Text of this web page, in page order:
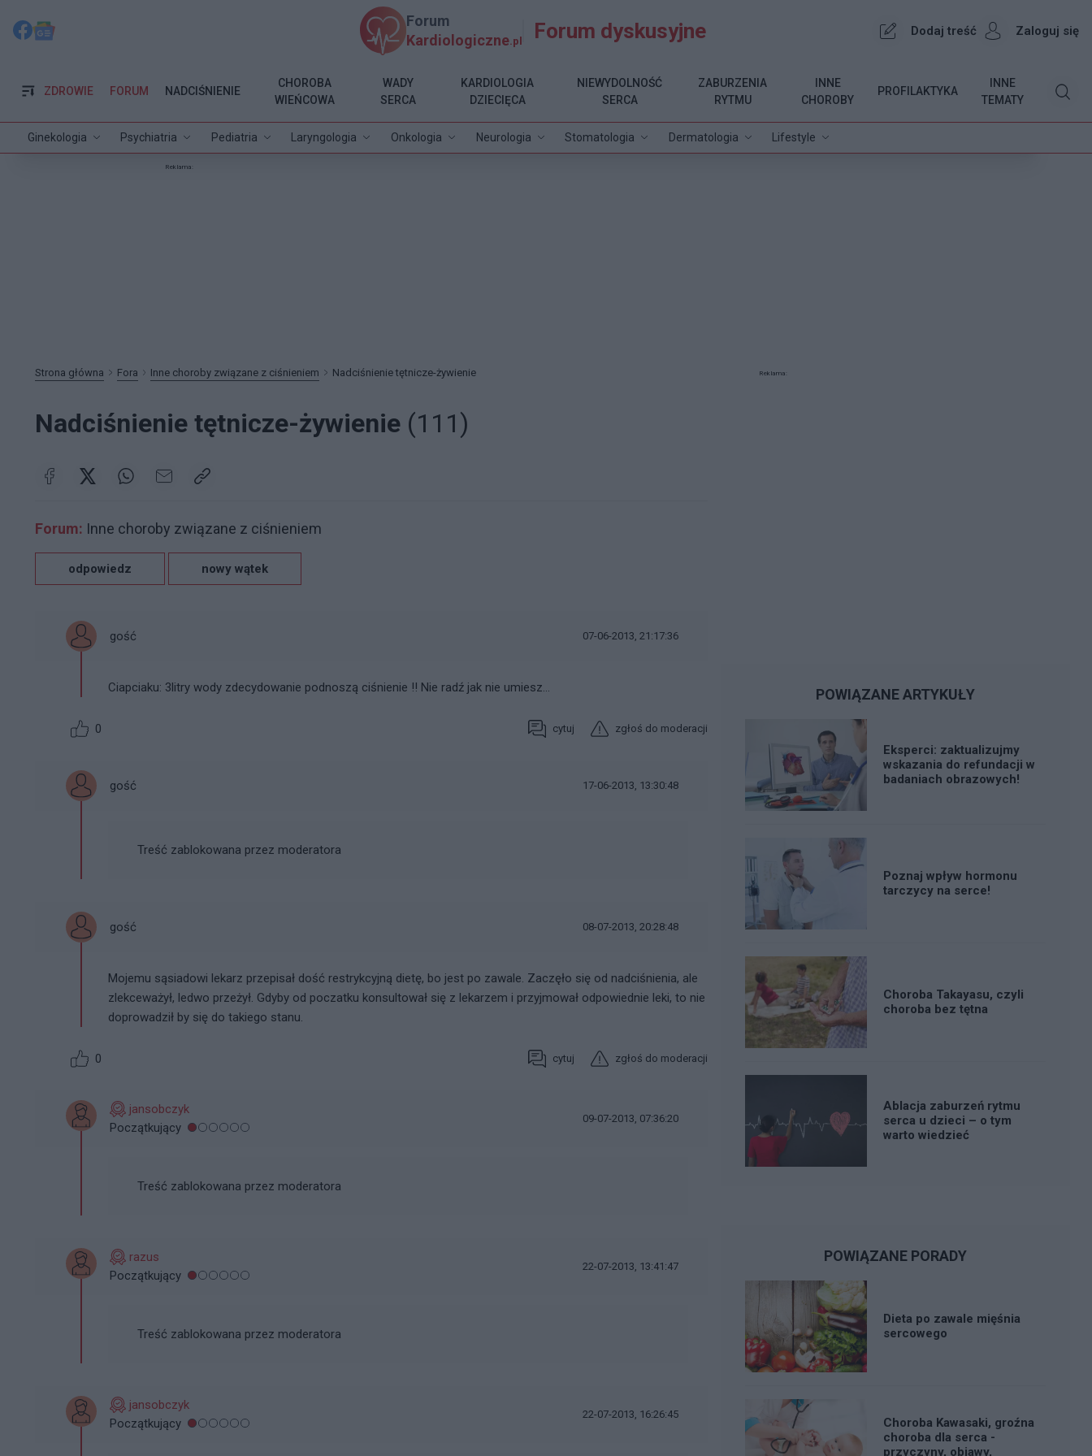
Forum
Kardiologiczne .pl Forum dyskusyjne Dodaj treść Zaloguj się
ZDROWIE
Ginekologia Psychiatria Pediatria Laryngologia Onkologia Neurologia Stomatologia Dermatologia Lifestyle
FORUM NADCIŚNIENIE
CHOROBA
WIEŃCOWA
WADY
SERCA
KARDIOLOGIA
DZIECIĘCA
NIEWYDOLNOŚĆ
SERCA
ZABURZENIA
RYTMU
INNE
CHOROBY
PROFILAKTYKA
INNE
TEMATY
Reklama:
Strona główna Fora Inne choroby związane z ciśnieniem Nadciśnienie tętnicze-żywienie
Nadciśnienie tętnicze-żywienie (111)
Forum: Inne choroby związane z ciśnieniem
odpowiedz nowy wątek
gość 07-06-2013, 21:17:36
Ciapciaku: 3litry wody zdecydowanie podnoszą ciśnienie !! Nie radź jak nie umiesz...
0 cytuj zgłoś do moderacji
gość 17-06-2013, 13:30:48
Treść zablokowana przez moderatora
gość 08-07-2013, 20:28:48
Mojemu sąsiadowi lekarz przepisał dość restrykcyjną dietę, bo jest po zawale. Zaczęło się od nadciśnienia, ale
zlekceważył, ledwo przeżył. Gdyby od poczatku konsultował się z lekarzem i przyjmował odpowiednie leki, to nie
doprowadził by się do takiego stanu.
0 cytuj zgłoś do moderacji
jansobczyk
Początkujący
09-07-2013, 07:36:20
Treść zablokowana przez moderatora
razus
Początkujący
22-07-2013, 13:41:47
Treść zablokowana przez moderatora
jansobczyk
Początkujący
22-07-2013, 16:26:45
Reklama:
POWIĄZANE ARTYKUŁY
Eksperci: zaktualizujmy
wskazania do refundacji w
badaniach obrazowych!
Poznaj wpływ hormonu
tarczycy na serce!
Choroba Takayasu, czyli
choroba bez tętna
Ablacja zaburzeń rytmu
serca u dzieci – o tym
warto wiedzieć
POWIĄZANE PORADY
Dieta po zawale mięśnia
sercowego
Choroba Kawasaki, groźna
choroba dla serca -
przyczyny, objawy,